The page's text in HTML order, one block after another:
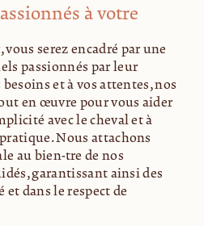
à votre
serez encadré par une
passionnés par leur
et à vos attentes, nos
en œuvre pour vous aider
avec le cheval et à
Nous attachons
au bien-être de nos
garantissant ainsi des
dans le respect de